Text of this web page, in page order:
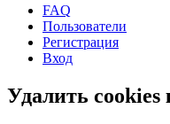
FAQ
Пользователи
Регистрация
Вход
Удалить